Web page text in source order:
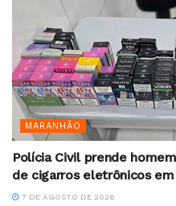
MARANHÃO
Polícia Civil prende
de cigarros eletrônicos
7 DE AGOSTO DE 2026